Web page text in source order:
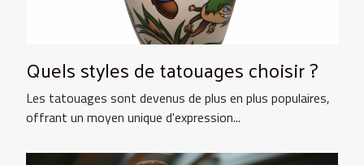
Quels styles de tatouages choisir ?
Les tatouages sont devenus de plus en plus populaires,
offrant un moyen unique d'expression...